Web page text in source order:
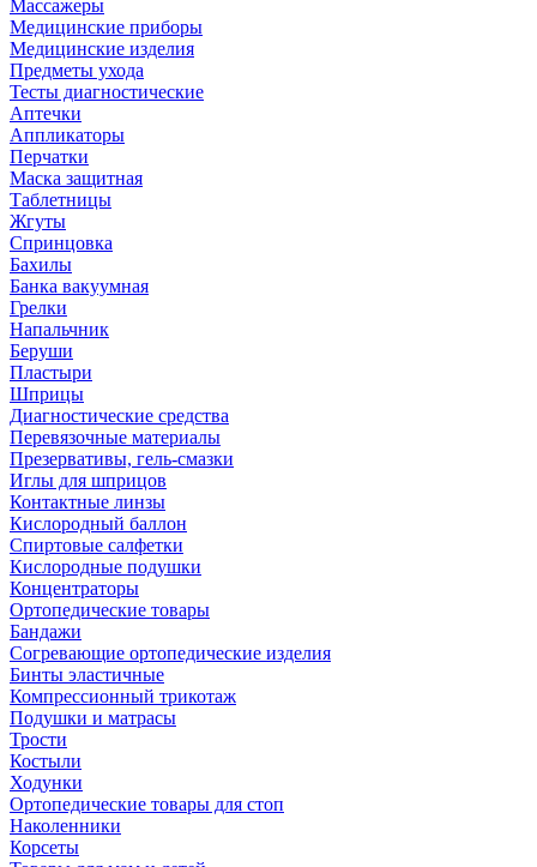
Массажеры
Медицинские приборы
Медицинские изделия
Предметы ухода
Тесты диагностические
Аптечки
Аппликаторы
Перчатки
Маска защитная
Таблетницы
Жгуты
Спринцовка
Бахилы
Банка вакуумная
Грелки
Напальчник
Беруши
Пластыри
Шприцы
Диагностические средства
Перевязочные материалы
Презервативы, гель-смазки
Иглы для шприцов
Контактные линзы
Кислородный баллон
Спиртовые салфетки
Кислородные подушки
Концентраторы
Ортопедические товары
Бандажи
Согревающие ортопедические изделия
Бинты эластичные
Компрессионный трикотаж
Подушки и матрасы
Трости
Костыли
Ходунки
Ортопедические товары для стоп
Наколенники
Корсеты